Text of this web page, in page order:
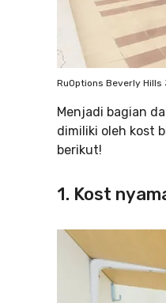
RuOptions Beverly Hills
Menjadi bagian
dimiliki oleh kost
berikut!
1. Kost